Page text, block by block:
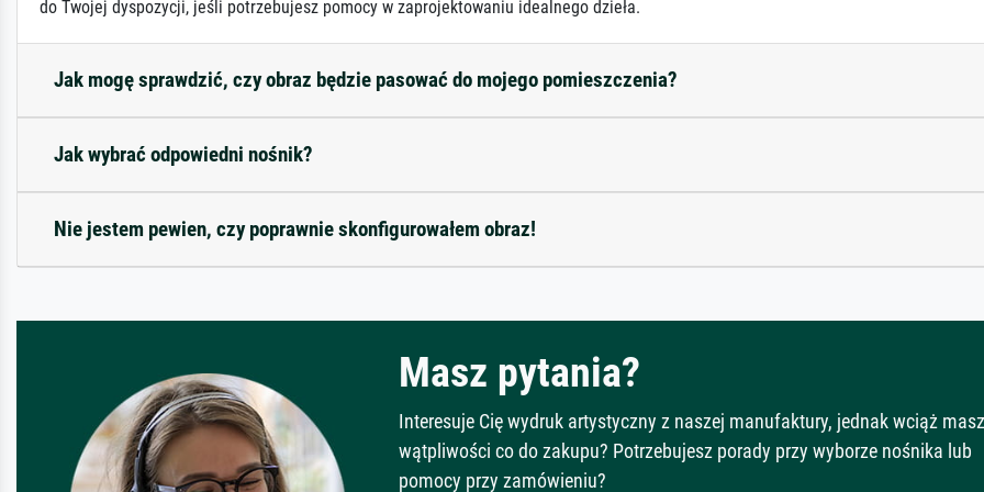
do Twojej dyspozycji, jeśli potrzebujesz pomocy w zaprojektowaniu idealnego dzieła.
Jak mogę sprawdzić, czy obraz będzie pasować do mojego pomieszczenia?
Jak wybrać odpowiedni nośnik?
Nie jestem pewien, czy poprawnie skonfigurowałem obraz!
Masz pytania?
Interesuje Cię wydruk artystyczny z naszej manufaktury, jednak wciąż masz
wątpliwości co do zakupu? Potrzebujesz porady przy wyborze nośnika lub
pomocy przy zamówieniu?